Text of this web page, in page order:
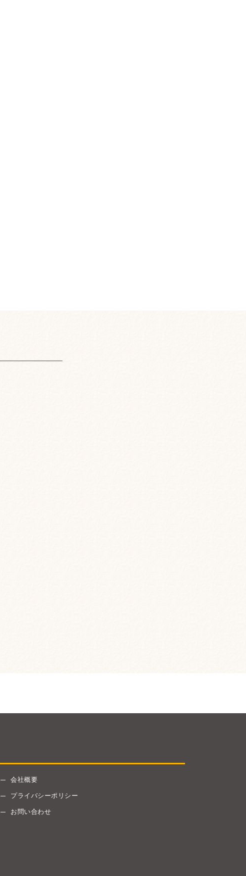
会社概要
プライバシーポリシー
お問い合わせ